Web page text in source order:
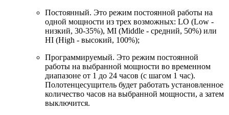
Постоянный. Это режим постоянной работы на
одной мощности из трех возможных: LO (Low -
низкий, 30-35%), MI (Middle - средний, 50%) или
HI (High - высокий, 100%);
Программируемый. Это режим постоянной
работы на выбранной мощности во временном
диапазоне от 1 до 24 часов (с шагом 1 час).
Полотенцесущитель будет работать установленное
количество часов на выбранной мощности, а затем
выключится.